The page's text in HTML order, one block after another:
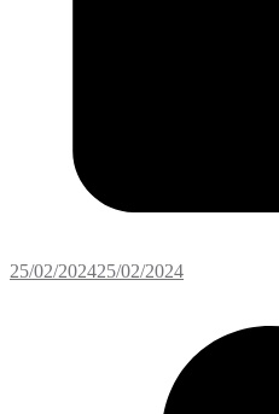
25/02/202425/02/2024